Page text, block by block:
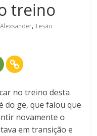
treino
Alexsander, Lesão
no treino desta
do ge, que falou que
novamente o
em transição e